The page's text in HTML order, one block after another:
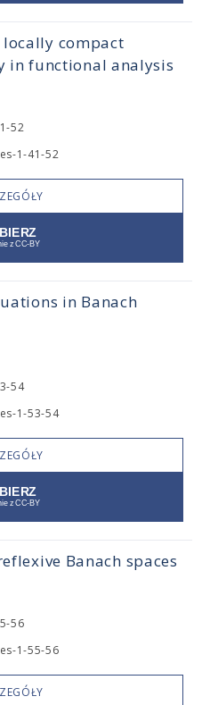
compact
in functional analysis
52
1-41-52
in Banach
54
1-53-54
Banach spaces
56
1-55-56